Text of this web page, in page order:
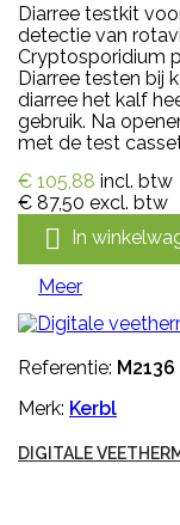
Diarree testkit
detectie van
Cryptosporidium
Diarree testen bij
diarree het kalf
gebruik. Na
met de test
€ 105,88 incl. btw
€ 87,50 excl. btw
 In
Meer
Referentie: M2136
Merk: Kerbl
DIGITALE